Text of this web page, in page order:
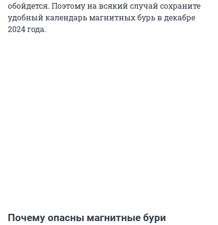
обойдется. Поэтому на всякий случай сохраните
удобный календарь магнитных бурь в декабре
2024 года.
Почему опасны магнитные бури